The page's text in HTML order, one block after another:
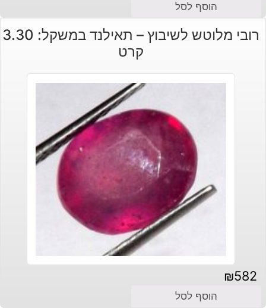
הוסף לסל
רובי מלוטש לשיבוץ – תאילנד במשקל: 3.30
קרט
₪582
הוסף לסל